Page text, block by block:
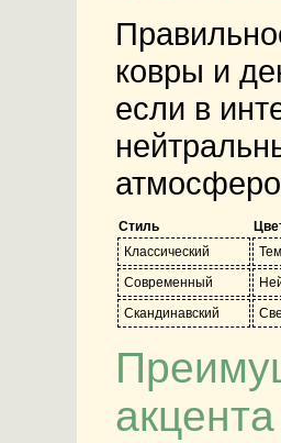
ковры и
если в
Стиль
Классический
Современный
Скандинавский